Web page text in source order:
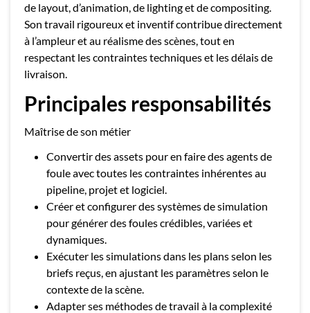
de layout, d’animation, de lighting et de compositing.
Son travail rigoureux et inventif contribue directement
à l’ampleur et au réalisme des scènes, tout en
respectant les contraintes techniques et les délais de
livraison.
Principales responsabilités
Maîtrise de son métier
Convertir des assets pour en faire des agents de
foule avec toutes les contraintes inhérentes au
pipeline, projet et logiciel.
Créer et configurer des systèmes de simulation
pour générer des foules crédibles, variées et
dynamiques.
Exécuter les simulations dans les plans selon les
briefs reçus, en ajustant les paramètres selon le
contexte de la scène.
Adapter ses méthodes de travail à la complexité